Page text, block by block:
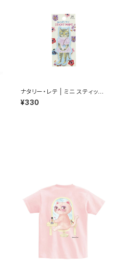
ナタリー・レテ | ミニ スティッキ
ーメモ マヤ | Nathalie Lete
Mini Sticky memo Maya
¥330